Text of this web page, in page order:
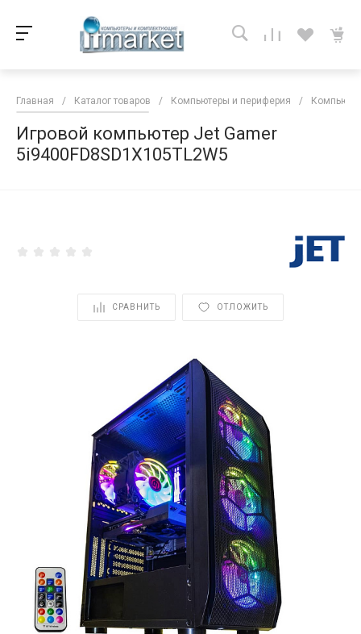
Главная / Каталог товаров / Компьютеры и периферия /
Игровой компьютер Jet Gamer
5i9400FD8SD1X105TL2W5
СРАВНИТЬ ОТЛОЖИТЬ